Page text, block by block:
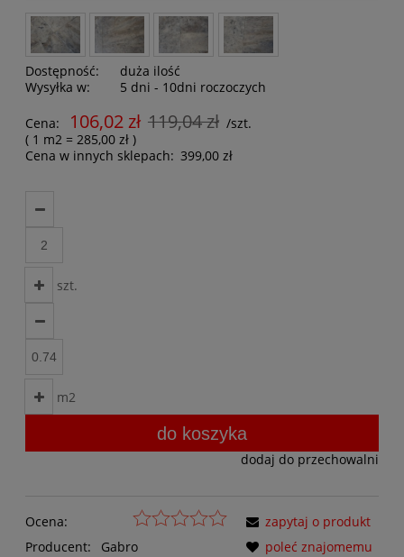
Dostępność:
duża ilość
Wysyłka w:
5 dni - 10dni roczoczych
Cena: 106,02 zł 119,04 zł /szt.
( 1 m2 = 285,00 zł )
Cena w innych sklepach: 399,00 zł
szt.
m2
do koszyka
dodaj do przechowalni
Ocena:
Producent:
Gabro
zapytaj o produkt
poleć znajomemu